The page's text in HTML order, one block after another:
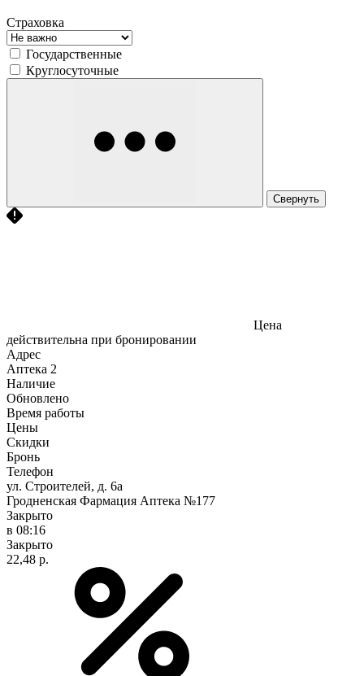
Страховка
Государственные
Круглосуточные
Свернуть
Цена
действительна при бронировании
Адрес
Аптека 2
Наличие
Обновлено
Время работы
Цены
Скидки
Бронь
Телефон
ул. Строителей, д. 6а
Гродненская Фармация Аптека №177
Закрыто
в 08:16
Закрыто
22,48 р.